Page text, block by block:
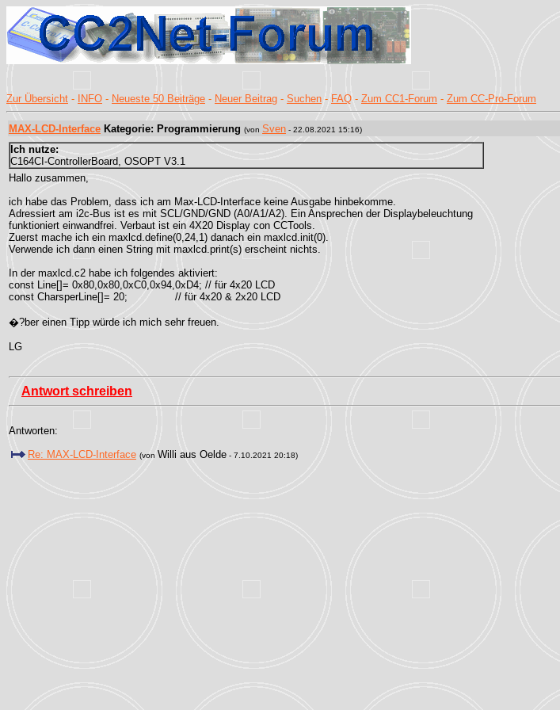
Zur Übersicht - INFO - Neueste 50 Beiträge - Neuer Beitrag - Suchen - FAQ - Zum CC1-Forum - Zum CC-Pro-Forum
MAX-LCD-Interface Kategorie: Programmierung (von Sven - 22.08.2021 15:16)
Ich nutze:
C164CI-ControllerBoard, OSOPT V3.1
Hallo zusammen,
ich habe das Problem, dass ich am Max-LCD-Interface keine Ausgabe hinbekomme.
Adressiert am i2c-Bus ist es mit SCL/GND/GND (A0/A1/A2). Ein Ansprechen der Displaybeleuchtung
funktioniert einwandfrei. Verbaut ist ein 4X20 Display con CCTools.
Zuerst mache ich ein maxlcd.define(0,24,1) danach ein maxlcd.init(0).
Verwende ich dann einen String mit maxlcd.print(s) erscheint nichts.
In der maxlcd.c2 habe ich folgendes aktiviert:
const Line[]= 0x80,0x80,0xC0,0x94,0xD4; // für 4x20 LCD
const CharsperLine[]= 20; // für 4x20 & 2x20 LCD
�?ber einen Tipp würde ich mich sehr freuen.
LG
Antwort schreiben
Antworten:
Re: MAX-LCD-Interface (von Willi aus Oelde - 7.10.2021 20:18)